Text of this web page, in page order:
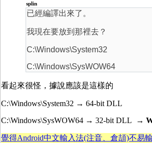
splin
已經編譯出來了。
我現在要放到那裡去？
C:\Windows\System32
C:\Windows\SysWOW64
看起來很怪，據說應該是這樣的
C:\Windows\System32 → 64-bit DLL
C:\Windows\SysWOW64 → 32-bit DLL
→
覺得Android中文輸入法(注音、倉頡)不易